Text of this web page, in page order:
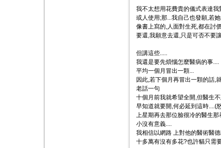
我不太想用花費貴的儀式表達
或人使用;那...我自己也發願,若
像書上寫的,人面對生死,都在討
要還,我願意去還,只是可否不要
但講這些.....
我還是要先煩惱怎麼醫病的事....
平均一個月冒出一顆...
因此,若下個月再冒出一顆的話,
老話一句
十個月前我就希望全開,但醫生
早知道就要開,何必延到這時....(
上星期再去那位臉很冷的醫生
小沒有意義....
我相信以網路 上對他的醫術醫
十多萬有沒有多花?也許貓只需